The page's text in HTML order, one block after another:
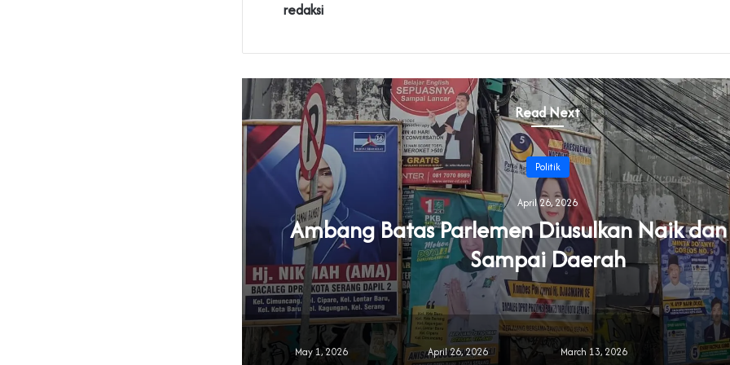
redaksi
Read Next
Politik
April 26, 2026
Ambang Batas Parlemen Diusulkan Naik
Sampai Daerah
May 1, 2026 April 26, 2026 March 13, 2026